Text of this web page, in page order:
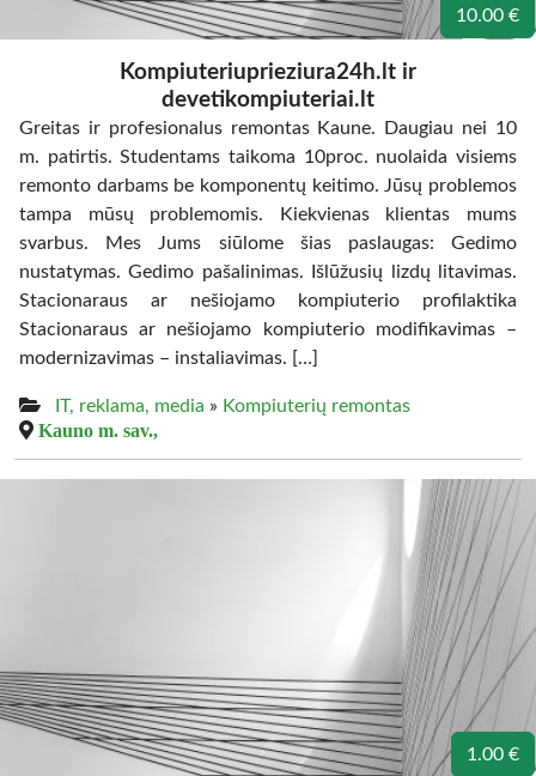
10.00 €
Kompiuteriuprieziura24h.lt ir
devetikompiuteriai.lt
Greitas ir profesionalus remontas Kaune. Daugiau nei 10
m. patirtis. Studentams taikoma 10proc. nuolaida visiems
remonto darbams be komponentų keitimo. Jūsų problemos
tampa mūsų problemomis. Kiekvienas klientas mums
svarbus. Mes Jums siūlome šias paslaugas: Gedimo
nustatymas. Gedimo pašalinimas. Išlūžusių lizdų litavimas.
Stacionaraus ar nešiojamo kompiuterio profilaktika
Stacionaraus ar nešiojamo kompiuterio modifikavimas –
modernizavimas – instaliavimas. […]
IT, reklama, media » Kompiuterių remontas
Kauno m. sav.,
1.00 €